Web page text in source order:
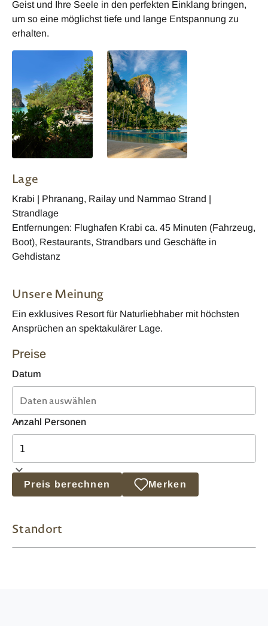
Geist und Ihre Seele in den perfekten Einklang bringen,
um so eine möglichst tiefe und lange Entspannung zu
erhalten.
Lage
Krabi | Phranang, Railay und Nammao Strand |
Strandlage
Entfernungen: Flughafen Krabi ca. 45 Minuten (Fahrzeug,
Boot), Restaurants, Strandbars und Geschäfte in
Gehdistanz
Unsere Meinung
Ein exklusives Resort für Naturliebhaber mit höchsten
Ansprüchen an spektakulärer Lage.
Preise
Datum
Anzahl Personen
Preis berechnen Merken
Standort